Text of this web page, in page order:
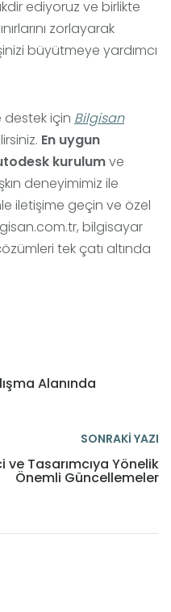
ediyoruz ve birlikte
zorlayarak
büyütmeye yardımcı
destek için Bilgisan
En uygun
kurulumve
deneyimimiz ile
iletişime geçin ve özel
bilgisayar
tek çatı altında
Alanında
SONRAKİ YAZI
Tasarımcıya Yönelik
Önemli Güncellemeler